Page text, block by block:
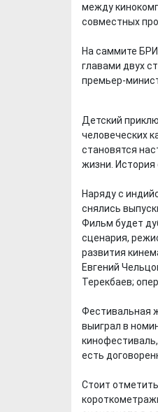
между
совместных
На саммите
главами двух
премьер-
Детский
человеческих
становятся
жизни. История
Наряду с
снялись
Фильм будет
сценария,
развития
Евгений
Терекбаев;
Фестивальная
выиграл в
есть
Стоит